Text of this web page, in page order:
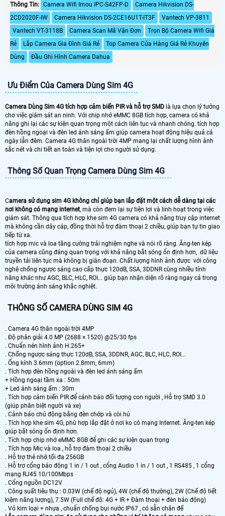
Thông Tin: Camera Wifi Imou IPC-S42FP-D
Camera Hikvision DS-
2CD2020F-IW
Camera Hikvision DS-2CE16U1T-IT3F
Vantech VP-3811
Vantech VT-3118B
Camera Scan Mã Vận Đơn
Trọn Bộ Camera Wifi Giá
Rẻ
Lắp Camera Gia Đình Giá Rẻ
Top Camera Cửa Hàng Giá Rẻ Khuyên
Dùng
Đầu Ghi Hình Camera Dahua
Ưu Điểm Của Camera Dùng Sim 4G
Camera Dùng Sim 4G tích hợp cảm biến PIR và hỗ trợ SMD là lựa chọn lý tưởng
cho việc giám sát an ninh. Với chip nhớ eMMC 8GB tích hợp, camera có khả
năng ghi lại các sự kiện quan trọng một cách liên tục và nhanh chóng. tích hợp
đèn hồng ngoại và đèn led ánh sáng ấm giúp camera hoạt động hiệu quả cả
ngày lẫn đêm. Camera 4G thân ngoài trời 4MP mang lại chất lượng hình ảnh
sắc nét và chi tiết an toàn và tiện lợi cho người sử dụng.
Thông Số Quan Trọng Camera Dùng Sim 4G
Camera sử dụng sim 4G không chỉ giúp bạn lắp đặt một cách dễ dàng tại các
nơi không có mạng internet, mà còn đem lại sự tiện lợi và linh hoạt trong việc
giám sát. Thông qua tích hợp khe sim 4G camera có khả năng truy cập internet
mà không cần dây cáp, đồng thời hỗ trợ đàm thoại 2 chiều, giúp bạn tự tin giao
tiếp từ xa.
tích hợp mic và loa tăng cường trải nghiệm nghe và nói rõ ràng. Ăng-ten kép
của camera cũng đáng quan trọng với khả năng bắt sóng ổn định hơn, dữ liệu
truyền tải liên tục mà không bị gián đoạn. Chất lượng hình ảnh được với công
nghệ chống ngược sáng cao cấp thực 120dB, SSA, 3DDNR cùng nhiều tính
năng khác như AGC, BLC, HLC, ROI... giúp bạn nhận diện rõ ràng ngay cả trong
môi trường ánh sáng khắc nghiệt.
THÔNG SỐ CAMERA DÙNG SIM 4G
. Camera 4G thân ngoài trời 4MP
. Độ phân giải 4.0 MP (2688 × 1520) @25/30 fps
. Chuẩn nén hình ảnh H.265+
. Chống ngược sáng thực 120dB, SSA, 3DDNR, AGC, BLC, HLC, ROI...
. Ống kính 3.6mm (option 2.8mm, 6mm)
. Tích hợp đèn hồng ngoài và đèn led ánh sáng ấm
+ Hồng ngoại tầm xa : 50m
+ Led ánh sáng ấm : 30m
. Tích hợp cảm biến PIR để cảnh báo đối tượng con người , Hỗ trợ SMD 3.0
(giúp phân biệt người và xe)
. Cảnh báo chủ động bằng đèn chớp và còi hú
. Tích hợp khe sim 4G, phù hợp lắp đặt ở nơi ko có mạng Internet. Ăng-ten kép
giúp bắt sóng ổn định hơn.
. Tích hợp chip nhớ eMMC 8GB để ghi các sự kiện quan trọng
. Tích hợp Mic và loa , hỗ trợ đàm thoại 2 chiều
. Hỗ trợ thẻ nhớ tối đa 256GB
. Hỗ trợ cổng báo động 1 in / 1 out , cổng Audio 1 in / 1 out , 1 RS485 , 1 cổng
mạng RJ45 10/100Mbps
. Cổng nguồn DC12V
. Công suất tiêu thụ : 0.03W (chế độ ngủ), 4W (chế độ thường), 2W (Chế độ tiết
kiệm năng lượng), 7.5W (Full chế độ: 4G + IR + Đàm thoại + đèn báo động)
. Vỏ kim loại + nhựa , chuẩn chống bụi nước IP67 , có sẵn chân đế